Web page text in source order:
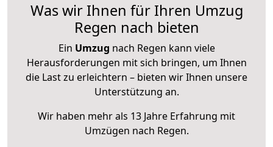
Was wir Ihnen für Ihren Umzug
Regen nach bieten
Ein Umzug nach Regen kann viele
Herausforderungen mit sich bringen, um Ihnen
die Last zu erleichtern – bieten wir Ihnen unsere
Unterstützung an.
Wir haben mehr als 13 Jahre Erfahrung mit
Umzügen nach Regen.